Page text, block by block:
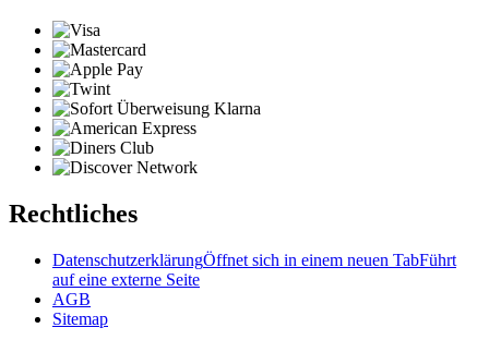
Rechtliches
DatenschutzerklärungÖffnet sich in einem neuen TabFührt
auf eine externe Seite
AGB
Sitemap